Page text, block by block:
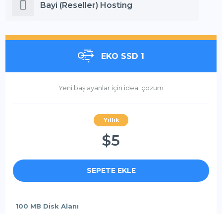
Bayi (Reseller) Hosting
EKO SSD 1
Yeni başlayanlar için ideal çözüm
Yıllık
$5
SEPETE EKLE
100 MB Disk Alanı